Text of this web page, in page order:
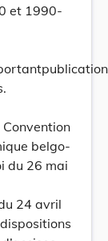
et 1990-
belgo-
du 26 mai
24 avril